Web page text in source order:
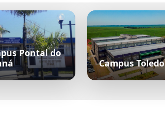
Pontal do
Campus Toledo